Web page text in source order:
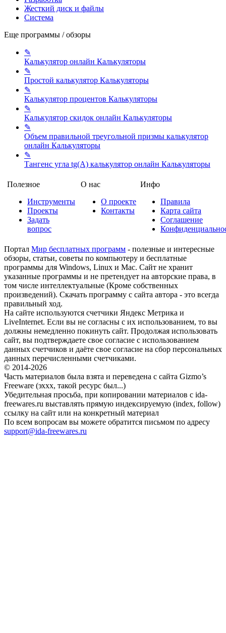
Жесткий диск и файлы
Система
Еще программы / обзоры
✎
Калькулятор онлайн Калькуляторы
✎
Простой калькулятор Калькуляторы
✎
Калькулятор процентов Калькуляторы
✎
Калькулятор скидок онлайн Калькуляторы
✎
Объем правильной треугольной призмы калькулятор
онлайн Калькуляторы
✎
Тангенс угла tg(A) калькулятор онлайн Калькуляторы
Полезное
Инструменты
Проекты
Задать
вопрос
О нас
О проекте
Контакты
Инфо
Правила
Карта сайта
Соглашение
Портал Мир бесплатных программ - полезные и интересные
обзоры, статьи, советы по компьютеру и бесплатные
программы для Windows, Linux и Mac. Сайт не хранит
указанные программы и не претендует на авторские права, в
том числе интеллектуальные (Кроме собственных
произведений). Скачать программу с сайта автора - это всегда
правильный ход.
На сайте используются счетчики Яндекс Метрика и
LiveInternet. Если вы не согласны с их использованием, то вы
должны немедленно покинуть сайт. Продолжая использовать
сайт, вы подтверждаете свое согласие с использованием
данных счетчиков и даёте свое согласие на сбор персональных
данных перечисленными счетчиками.
© 2014-2026
Часть материалов была взята и переведена с сайта Gizmo’s
Freeware (эххх, такой ресурс был...)
Убедительная просьба, при копировании материалов с ida-
freewares.ru выставлять прямую индексируемую (index, follow)
ссылку на сайт или на конкретный материал
По всем вопросам вы можете обратится письмом по адресу
support@ida-freewares.ru